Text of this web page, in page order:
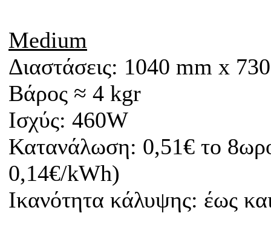
Medium
Διαστάσεις: 1040 mm x
Βάρος ≈ 4 kgr
Ισχύς: 460W
Κατανάλωση: 0,51€ το
0,14€/kWh)
Iκανότητα κάλυψης: έως